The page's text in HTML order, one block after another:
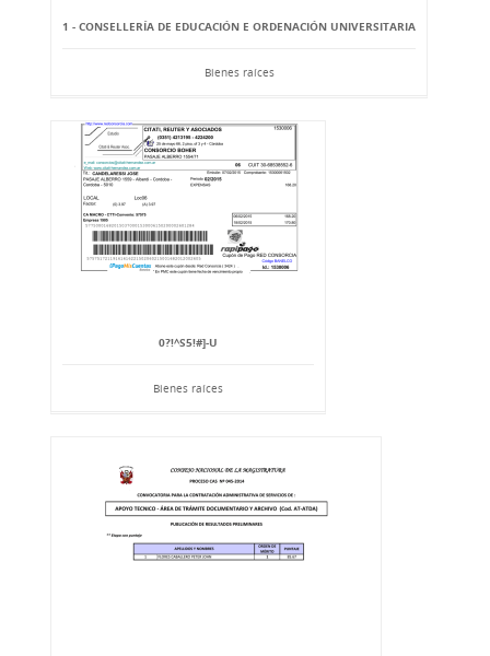
1 - CONSELLERÍA DE EDUCACIÓN E ORDENACIÓN UNIVERSITARIA
Bienes raíces
0?!^S5!#]-U
Bienes raíces